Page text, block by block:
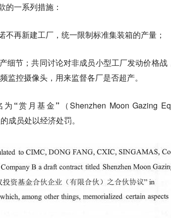
的一系列措施：
不再新建工厂， 统一限制标准集装箱的产量 ；
细节；共同讨论对非成员小型工厂发动价格战
监控摄像头，用来监督各厂是否超产。
为 “赏月基金” （Shenzhen Moon Gazing
成员处以经济处罚。